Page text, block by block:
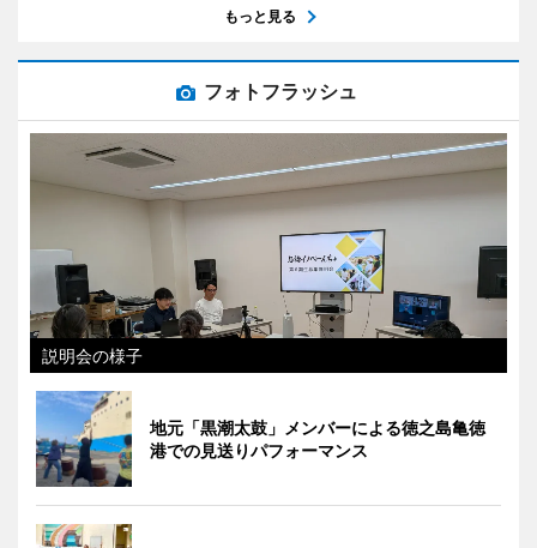
もっと見る
フォトフラッシュ
説明会の様子
地元「黒潮太鼓」メンバーによる徳之島亀徳
港での見送りパフォーマンス